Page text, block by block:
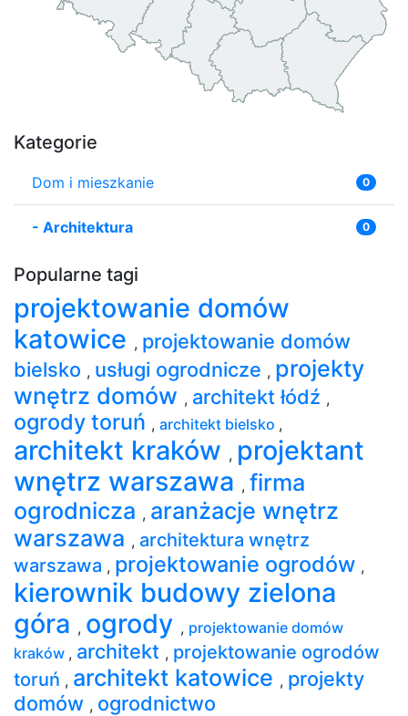
Kategorie
Dom i mieszkanie 0
- Architektura 0
Popularne tagi
projektowanie domów
katowice , projektowanie domów
bielsko , usługi ogrodnicze , projekty
wnętrz domów , architekt łódź ,
ogrody toruń , architekt bielsko ,
architekt kraków , projektant
wnętrz warszawa , firma
ogrodnicza , aranżacje wnętrz
warszawa , architektura wnętrz
warszawa , projektowanie ogrodów ,
kierownik budowy zielona
góra , ogrody , projektowanie domów
kraków , architekt , projektowanie ogrodów
toruń , architekt katowice , projekty
domów , ogrodnictwo